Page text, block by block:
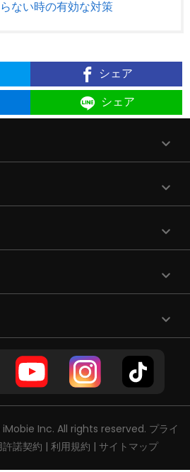
ない時の有効な対策
シェア
シェア
Inc. All rights reserved. プライ
諾契約 | 利用規約 | サイトマップ